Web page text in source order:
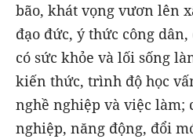
bão, khát vọng vươn lên
đạo đức, ý thức công
có sức khỏe và lối sống
kiến thức, trình độ học
nghề nghiệp và việc làm;
nghiệp, năng động, đổi